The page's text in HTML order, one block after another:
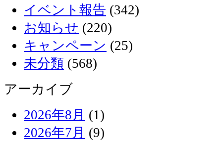
イベント報告 (342)
お知らせ (220)
キャンペーン (25)
未分類 (568)
アーカイブ
2026年8月 (1)
2026年7月 (9)